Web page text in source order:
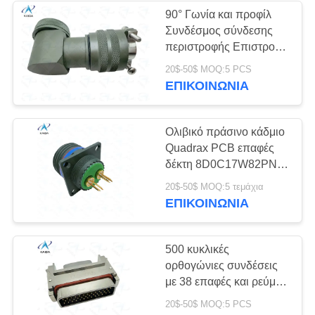
Συσκευές σύνδεσης
Σύνδεσμοι
90° Γωνία και προφίλ
Συνδέσμος σύνδεσης
περιστροφής Επιστροφή
με φινίρισμα καδμίου
πράσινου ελιάς
20$-50$ MOQ:5 PCS
ΕΠΙΚΟΙΝΩΝΊΑ
Ολιβικό πράσινο κάδμιο
Quadrax PCB επαφές
δέκτη 8D0C17W82PN
Custom Quadrax PCB
επαφές.8D σειρά
20$-50$ MOQ:5 τεμάχια
ΕΠΙΚΟΙΝΩΝΊΑ
500 κυκλικές
ορθογώνιες συνδέσεις
με 38 επαφές και ρεύμα
3A. J36A-38TJ.
20$-50$ MOQ:5 PCS